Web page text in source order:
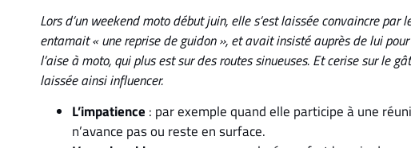
Lors d’un weekend moto début juin, elle s’est laissée convaincre
entamait « une reprise de guidon », et avait insisté auprès de lui
l’aise à moto, qui plus est sur des routes sinueuses. Et cerise sur le
laissée ainsi influencer.
L’impatience : par exemple quand elle participe à une
n’avance pas ou reste en surface.